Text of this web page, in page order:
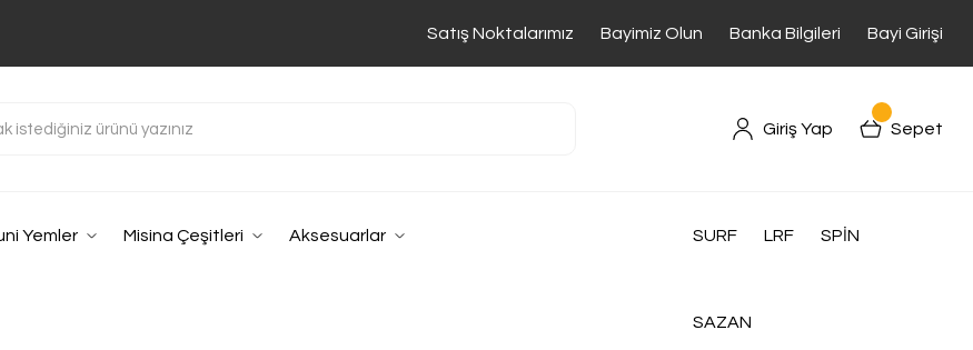
Satış Noktalarımız Bayimiz Olun Banka Bilgileri Bayi Girişi
Giriş Yap Sepet
Yemler Misina Çeşitleri Aksesuarlar SURF LRF SPİN
SAZAN